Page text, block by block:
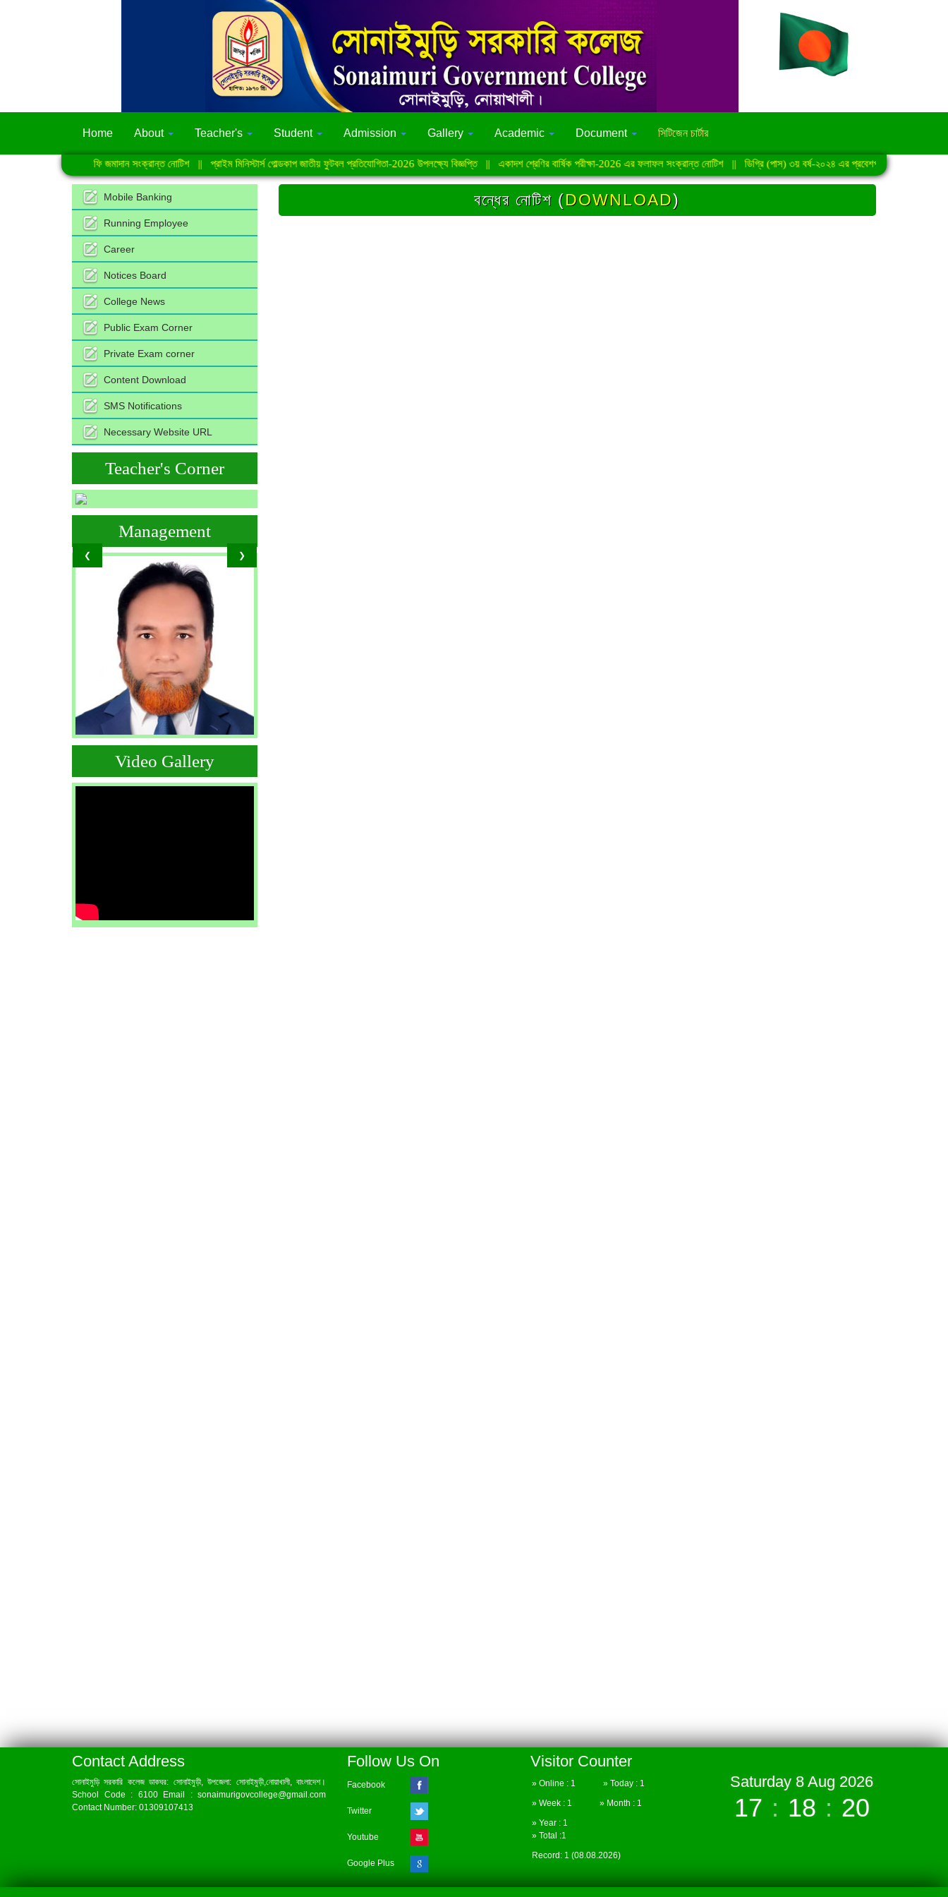
Home About Teacher's Student Admission Gallery Academic Document সিটিজেন চার্টার
শ্রেণির সেশন ফি জমাদান সংক্রান্ত নোটিশ||প্রাইম মিনিস্টার্স গোল্ডকাপ জাতীয় ফুটবল প্রতিযোগিতা-2026 উপলক্ষ্যে বিজ্ঞপ্তি||একাদশ শ্রেণির বার্ষিক পরীক্ষা-2026 এর ফলাফল সংক্রান্ত নোটিশ||ডিগ্রি (পাস) ৩য় বর্ষ-২০২৪ এর প্রবেশপত্র বিতরণ সংক্রান্ত
Mobile Banking
Running Employee
Career
Notices Board
College News
Public Exam Corner
Private Exam corner
Content Download
SMS Notifications
Necessary Website URL
Teacher's Corner
❮ ❯
Management
Video Gallery
বন্ধের নোটিশ (DOWNLOAD)
Contact Address
সোনাইমুড়ি সরকারি কলেজ ডাকঘর: সোনাইমুড়ী, উপজেলা: সোনাইমুড়ী,নোয়াখালী, বাংলাদেশ।
School Code : 6100 Email : sonaimurigovcollege@gmail.com
Contact Number: 01309107413
Follow Us On
Facebook
Twitter
Youtube
Google Plus
Visitor Counter
» Online : 1 » Today : 1
» Week : 1 » Month : 1
» Year : 1
» Total :1
Record: 1 (08.08.2026)
Saturday 8 Aug 2026
17 : 18 : 21